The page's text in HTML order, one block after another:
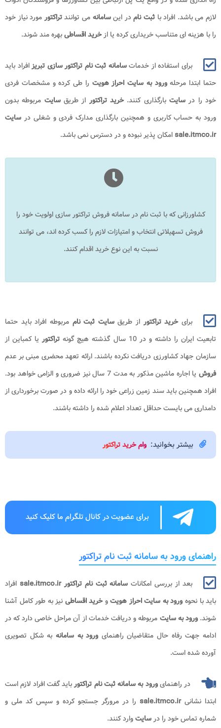
لازم می باشد. افراد با ثبت نامدر اینسامانه می توانندتراکتورمورد نیاز خود
را با هزینه ای متناسب خریداری کرده یا ازخرید اقساطیبهره مند شوند.
برای استفاده از خدماتسامانه ثبت نام تراکتور سازی تبریزافراد باید
حتما ابتدا مرحلهورود به سایت احراز هویت را طی کرده و مشخصات فردی
خود را در سایتبارگذاری کنند.خرید تراکتور از طریقسایت مربوطه بدون
ورود به حساب کاربری و همچنین بارگذاری مدارک فردی و شغلی در سایت
sale.itmco.irامکان پذیر نبوده و در دسترس نمی باشد.
کشاورزانی که با ثبت نام در سامانه فروش تراکتور سازی اولویت خود را
فروش تسهیلاتی انتخاب و امتیازات لازم را کسب کرده اند، می‌ توانند
نسبت به این نوع خرید اقدام کنند.
برایخرید تراکتوراز طریقسایت ثبت نام مربوطه افراد باید حتما
تابعیت ایران را داشته و در 10 سال گذشته هیچ گونه
تراکتور یا کمباین از
سازمان جهاد کشاورزی دریافت نکرده باشند. ارائه تعهد محضری مبنی بر عدم
فروش
یا اجاره ماشین مذکور به مدت 7 سال نیز ضروری و الزامی خواهد بود.
افراد همچنین باید سند زمین زراعی خود را ارائه داده و در صورت برخورداری از
دامداری می بایست حداقل تعداد اعلام شده را داشته باشند.
بیشتر بخوانید: وام خرید تراکتور
برای عضویت در کانال تلگرام ما کلیک کنید
راهنمای ورود به سامانه ثبت نام تراکتور
بعد از بررسی امکانات سامانه ثبت نام تراکتور sale.itmco.ir
افراد
باید با نحوه ورود به سایت احراز هویتوخرید اقساطی نیز به طور کامل آشنا
شوند.ورود به سایت مربوطه و دریافت خدمات از آن مراحل خاصی دارد که در
ادامه جهت رفاه حال متقاضیان راهنمای ورود به سامانه به شکل تصویری
آورده شده است.
در راهنمایورود بهسامانه ثبت نام تراکتورباید گفت افراد لازم است
ابتدا نشانی sale.itmco.ir
را در مرورگر جستجو کرده و سپس کد ملی و
شماره تماس خود را درسایتوارد کنند.